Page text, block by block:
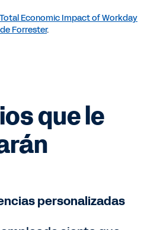
Total Economic Impact of Workday
Forrester.
que le
personalizadas